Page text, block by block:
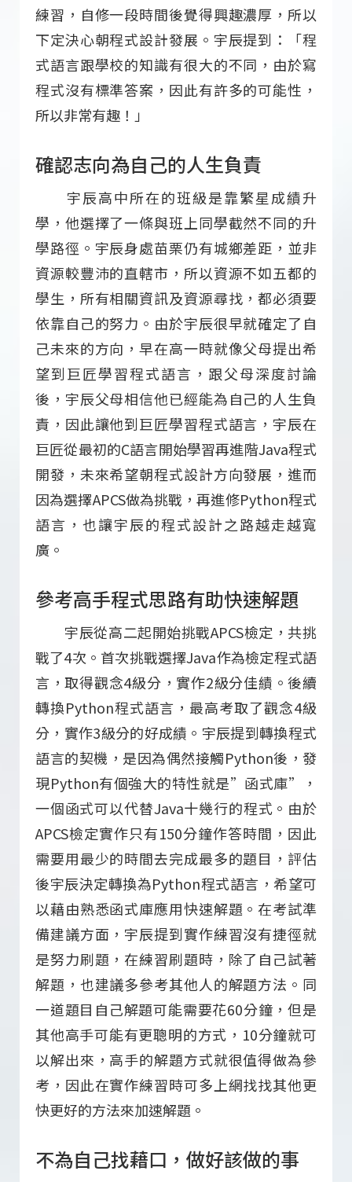
練習，自修一段時間後覺得興趣濃厚，所以
下定決心朝程式設計發展。宇辰提到：「程
式語言跟學校的知識有很大的不同，由於寫
程式沒有標準答案，因此有許多的可能性，
所以非常有趣！」
確認志向為自己的人生負責
宇辰高中所在的班級是靠繁星成績升
學，他選擇了一條與班上同學截然不同的升
學路徑。宇辰身處苗栗仍有城鄉差距，並非
資源較豐沛的直轄市，所以資源不如五都的
學生，所有相關資訊及資源尋找，都必須要
依靠自己的努力。由於宇辰很早就確定了自
己未來的方向，早在高一時就像父母提出希
望到巨匠學習程式語言，跟父母深度討論
後，宇辰父母相信他已經能為自己的人生負
責，因此讓他到巨匠學習程式語言，宇辰在
巨匠從最初的C語言開始學習再進階Java程式
開發，未來希望朝程式設計方向發展，進而
因為選擇APCS做為挑戰，再進修Python程式
語言，也讓宇辰的程式設計之路越走越寬
廣。
參考高手程式思路有助快速解題
宇辰從高二起開始挑戰APCS檢定，共挑
戰了4次。首次挑戰選擇Java作為檢定程式語
言，取得觀念4級分，實作2級分佳績。後續
轉換Python程式語言，最高考取了觀念4級
分，實作3級分的好成績。宇辰提到轉換程式
語言的契機，是因為偶然接觸Python後，發
現Python有個強大的特性就是”函式庫”，
一個函式可以代替Java十幾行的程式。由於
APCS檢定實作只有150分鐘作答時間，因此
需要用最少的時間去完成最多的題目，評估
後宇辰決定轉換為Python程式語言，希望可
以藉由熟悉函式庫應用快速解題。在考試準
備建議方面，宇辰提到實作練習沒有捷徑就
是努力刷題，在練習刷題時，除了自己試著
解題，也建議多參考其他人的解題方法。同
一道題目自己解題可能需要花60分鐘，但是
其他高手可能有更聰明的方式，10分鐘就可
以解出來，高手的解題方式就很值得做為參
考，因此在實作練習時可多上網找找其他更
快更好的方法來加速解題。
不為自己找藉口，做好該做的事